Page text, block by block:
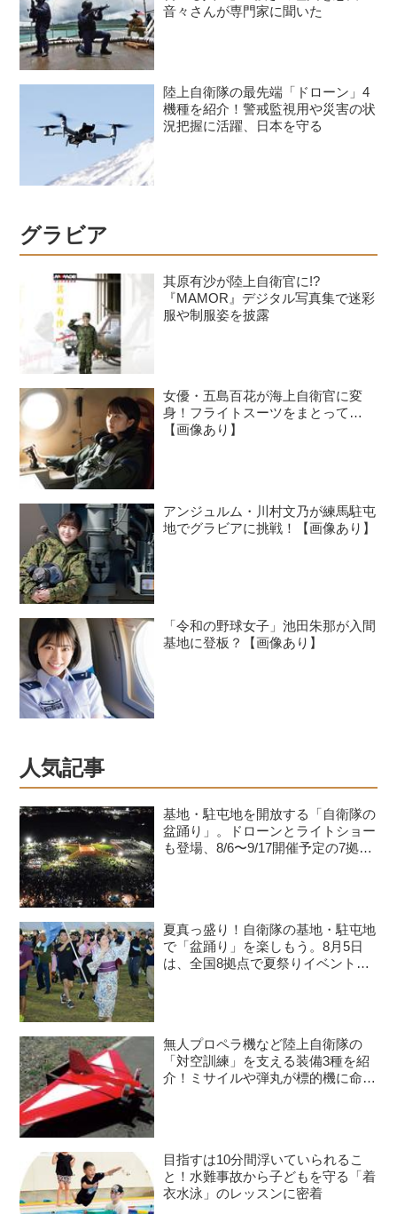
音々さんが専門家に聞いた
陸上自衛隊の最先端「ドローン」4
機種を紹介！警戒監視用や災害の状
況把握に活躍、日本を守る
グラビア
其原有沙が陸上自衛官に!?
『MAMOR』デジタル写真集で迷彩
服や制服姿を披露
女優・五島百花が海上自衛官に変
身！フライトスーツをまとって…
【画像あり】
アンジュルム・川村文乃が練馬駐屯
地でグラビアに挑戦！【画像あり】
「令和の野球女子」池田朱那が入間
基地に登板？【画像あり】
人気記事
基地・駐屯地を開放する「自衛隊の
盆踊り」。ドローンとライトショー
も登場、8/6〜9/17開催予定の7拠点
夏真っ盛り！自衛隊の基地・駐屯地
で「盆踊り」を楽しもう。8月5日
は、全国8拠点で夏祭りイベントが
無人プロペラ機など陸上自衛隊の
「対空訓練」を支える装備3種を紹
介！ミサイルや弾丸が標的機に命中
目指すは10分間浮いていられるこ
と！水難事故から子どもを守る「着
衣水泳」のレッスンに密着